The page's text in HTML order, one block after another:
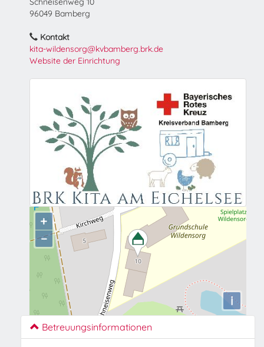
96049 Bamberg
Kontakt
kita-wildensorg@kvbamberg.brk.de
Website der Einrichtung
+
−
i
Betreuungsinformationen